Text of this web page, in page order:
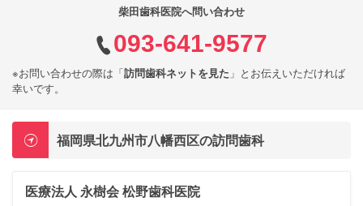
柴田歯科医院へ問い合わせ
093-641-9577
※お問い合わせの際は「訪問歯科ネットを見た 」とお伝えいただければ
幸いです。
福岡県北九州市八幡西区の訪問歯科
医療法人 永樹会 松野歯科医院